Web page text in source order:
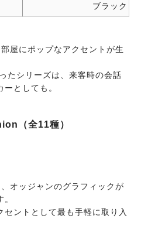
ブラック
風景パターン・ブ
ホームデザインパターン
屋にポップなアクセントが生
たシリーズは、来客時の会話
としても。
（全11種）
オッジャンのグラフィックが
セントとして最も手軽に取り入